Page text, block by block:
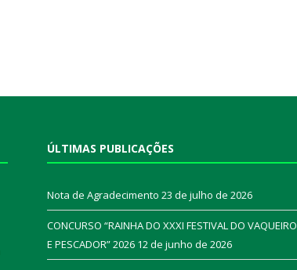
ÚLTIMAS PUBLICAÇÕES
Nota de Agradecimento 23 de julho de 2026
CONCURSO “RAINHA DO XXXI FESTIVAL DO VAQUEIRO
E PESCADOR” 2026 12 de junho de 2026